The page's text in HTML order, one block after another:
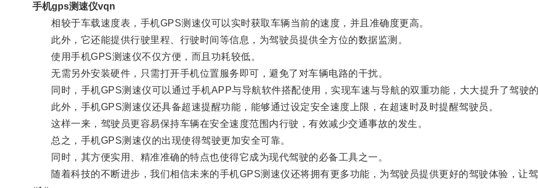
手机gps测速仪vqn
相较于车载速度表，手机GPS测速仪可以实时获取车辆当前的速度，并且准确度更高。
此外，它还能提供行驶里程、行驶时间等信息，为驾驶员提供全方位的数据监测。
使用手机GPS测速仪不仅方便，而且功耗较低。
无需另外安装硬件，只需打开手机位置服务即可，避免了对车辆电路的干扰。
同时，手机GPS测速仪可以通过手机APP与导航软件搭配使用，实现车速与导航的双重功能，大大提升了驾驶的
此外，手机GPS测速仪还具备超速提醒功能，能够通过设定安全速度上限，在超速时及时提醒驾驶员。
这样一来，驾驶员更容易保持车辆在安全速度范围内行驶，有效减少交通事故的发生。
总之，手机GPS测速仪的出现使得驾驶更加安全可靠。
同时，其方便实用、精准准确的特点也使得它成为现代驾驶的必备工具之一。
随着科技的不断进步，我们相信未来的手机GPS测速仪还将拥有更多功能，为驾驶员提供更好的驾驶体验，让驾